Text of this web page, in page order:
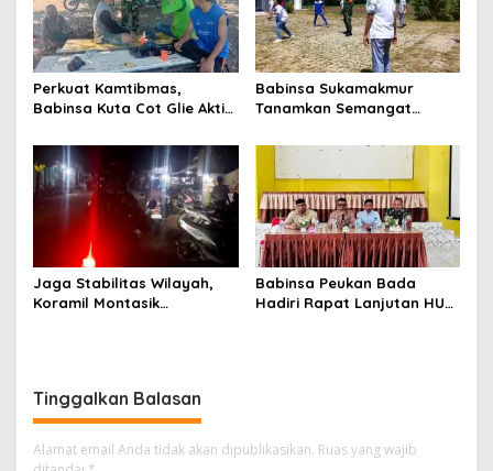
Perkuat Kamtibmas,
Babinsa Kuta Cot Glie Aktif
Ketertiban Desa
Babinsa Sukamakmur
Tanamkan Semangat
SMAN 1 untuk Motivasi
Jaga Stabilitas Wilayah,
Koramil Montasik
Babinsa Peukan Bada
Hadiri Rapat Lanjutan HUT
Tinggalkan Balasan
Alamat email Anda tidak akan dipublikasikan. Ruas yang wajib